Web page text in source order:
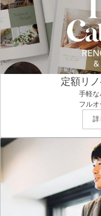
定額リ
手軽
フル
詳